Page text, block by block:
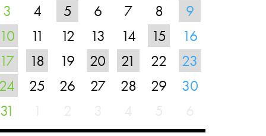
3
4 5 6 7 8
9
11 12 13 14 15
16
17
18 19 20 21 22
23
25 26 27 28 29
30
31